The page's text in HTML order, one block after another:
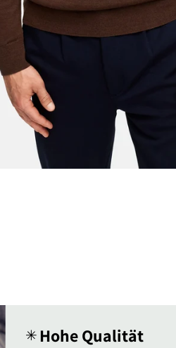
✳︎Hohe Qualität